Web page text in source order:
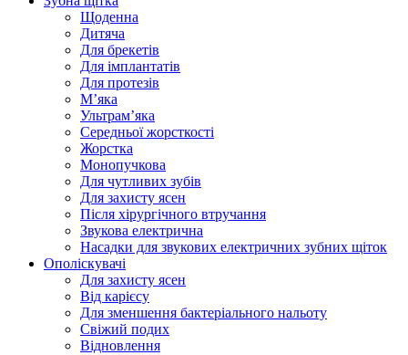
Щоденна
Дитяча
Для брекетів
Для імплантатів
Для протезів
Мʼяка
Ультрамʼяка
Середньої жорсткості
Жорстка
Монопучкова
Для чутливих зубів
Для захисту ясен
Після хірургічного втручання
Звукова електрична
Насадки для звукових електричних зубних щіток
Ополіскувачі
Для захисту ясен
Від карієсу
Для зменшення бактеріального нальоту
Свіжий подих
Відновлення